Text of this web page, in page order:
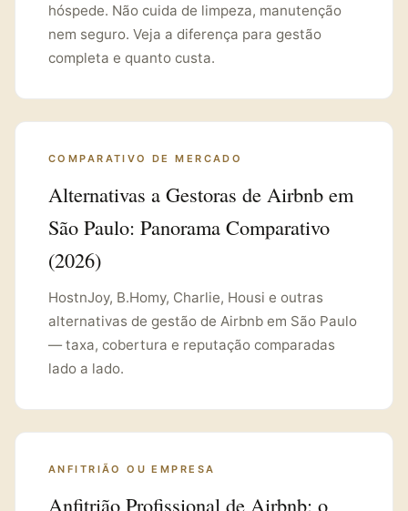
hóspede. Não cuida de limpeza, manutenção
nem seguro. Veja a diferença para gestão
completa e quanto custa.
COMPARATIVO DE MERCADO
Alternativas a Gestoras de Airbnb em
São Paulo: Panorama Comparativo
(2026)
HostnJoy, B.Homy, Charlie, Housi e outras
alternativas de gestão de Airbnb em São Paulo
— taxa, cobertura e reputação comparadas
lado a lado.
ANFITRIÃO OU EMPRESA
Anfitrião Profissional de Airbnb: o